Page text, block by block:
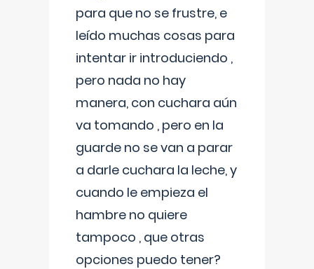
para que no se frustre, e
leído muchas cosas para
intentar ir introduciendo ,
pero nada no hay
manera, con cuchara aún
va tomando , pero en la
guarde no se van a parar
a darle cuchara la leche, y
cuando le empieza el
hambre no quiere
tampoco , que otras
opciones puedo tener?